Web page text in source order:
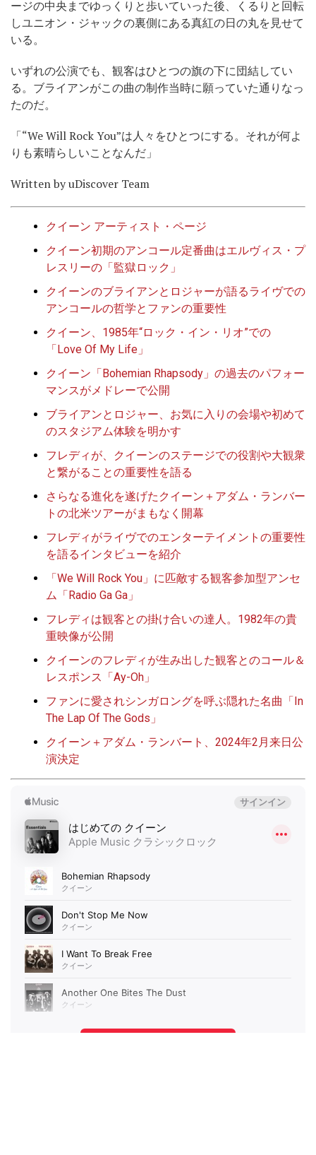
ージの中央までゆっくりと歩いていった後、くるりと回転
しユニオン・ジャックの裏側にある真紅の日の丸を見せて
いる。
いずれの公演でも、観客はひとつの旗の下に団結してい
る。ブライアンがこの曲の制作当時に願っていた通りなっ
たのだ。
「“We Will Rock You”は人々をひとつにする。それが何よ
りも素晴らしいことなんだ」
Written by uDiscover Team
クイーン アーティスト・ページ
クイーン初期のアンコール定番曲はエルヴィス・プ
レスリーの「監獄ロック」
クイーンのブライアンとロジャーが語るライヴでの
アンコールの哲学とファンの重要性
クイーン、1985年“ロック・イン・リオ”での
「Love Of My Life」
クイーン「Bohemian Rhapsody」の過去のパフォー
マンスがメドレーで公開
ブライアンとロジャー、お気に入りの会場や初めて
のスタジアム体験を明かす
フレディが、クイーンのステージでの役割や大観衆
と繋がることの重要性を語る
さらなる進化を遂げたクイーン＋アダム・ランバー
トの北米ツアーがまもなく開幕
フレディがライヴでのエンターテイメントの重要性
を語るインタビューを紹介
「We Will Rock You」に匹敵する観客参加型アンセ
ム「Radio Ga Ga」
フレディは観客との掛け合いの達人。1982年の貴
重映像が公開
クイーンのフレディが生み出した観客とのコール＆
レスポンス「Ay-Oh」
ファンに愛されシンガロングを呼ぶ隠れた名曲「In
The Lap Of The Gods」
クイーン＋アダム・ランバート、2024年2月来日公
演決定